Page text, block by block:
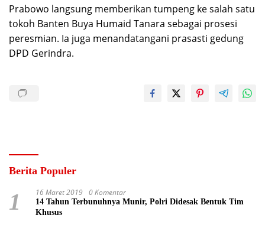
Prabowo langsung memberikan tumpeng ke salah satu
tokoh Banten Buya Humaid Tanara sebagai prosesi
peresmian. Ia juga menandatangani prasasti gedung
DPD Gerindra.
Berita Populer
1 16 Maret 2019 0 Komentar
14 Tahun Terbunuhnya Munir, Polri Didesak Bentuk Tim
Khusus